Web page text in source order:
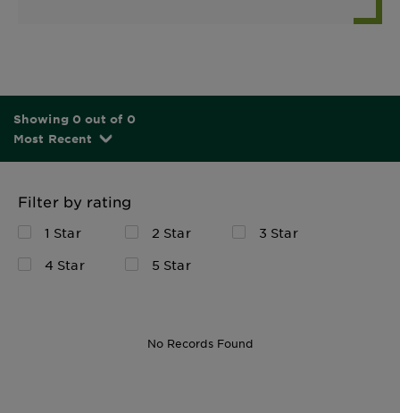
Showing 0 out of 0
Most Recent
Filter by rating
1 Star 2 Star
3 Star
4 Star
5 Star
No Records Found